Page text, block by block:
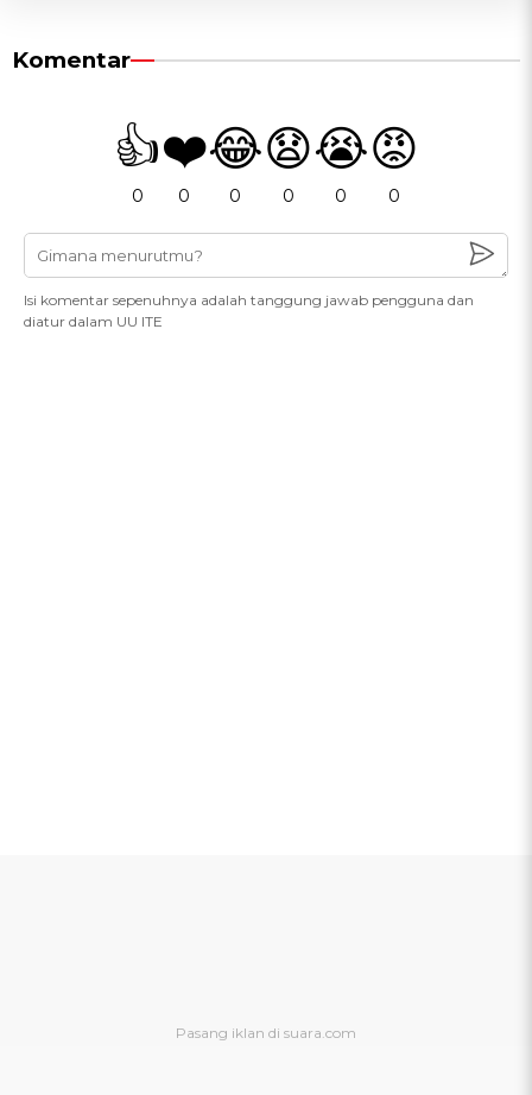
Komentar
👍
0
❤️
0
😂
0
😧
0
😭
0
😡
0
Isi komentar sepenuhnya adalah tanggung jawab pengguna dan
diatur dalam UU ITE